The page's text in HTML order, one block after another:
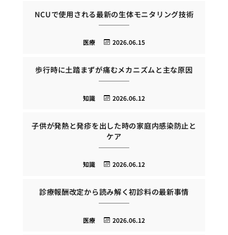
NCUで使用される最新の生体モニタリング技術
2026.06.15
医療
歩行時に土踏まずが痛むメカニズムと主な原因
2026.06.12
知識
子供が発熱と発疹を出した時の家庭内感染防止と
ケア
2026.06.12
知識
診療報酬改定から読み解く初診料の最新事情
2026.06.12
医療